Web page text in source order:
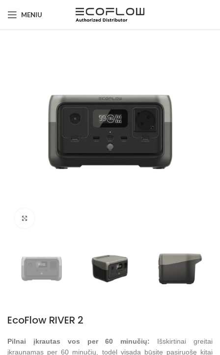
MENIU
EcoFlow RIVER 2
Pilnai įkrautas vos per 60 minučių: Išskirtinai greitai
įkraunamas per 60 minučių, todėl visada būsite pasiruošę kitai